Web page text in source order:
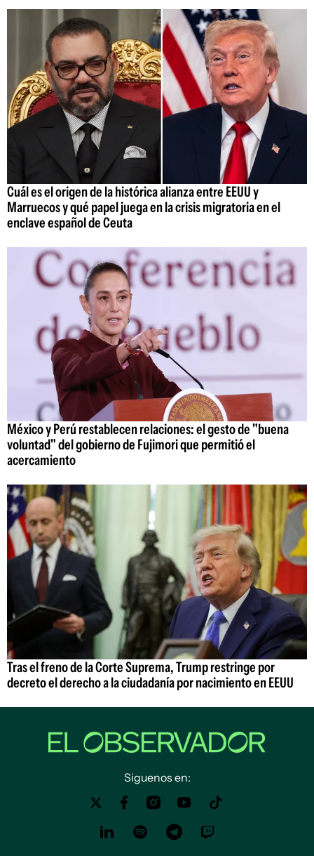
Cuál es el origen de la histórica alianza entre EEUU y
Marruecos y qué papel juega en la crisis migratoria en el
enclave español de Ceuta
México y Perú restablecen relaciones: el gesto de "buena
voluntad" del gobierno de Fujimori que permitió el
acercamiento
Tras el freno de la Corte Suprema, Trump restringe por
decreto el derecho a la ciudadanía por nacimiento en EEUU
Siguenos en: